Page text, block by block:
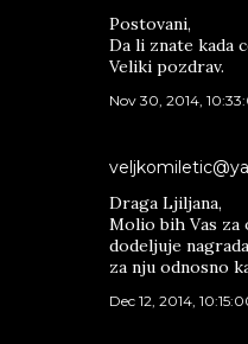
Postovani,
Da li znate kada
Veliki pozdrav.
Nov 30, 2014,
Draga Ljiljana,
Molio bih Vas za
dodeljuje
za nju odnosno
Dec 12, 2014,